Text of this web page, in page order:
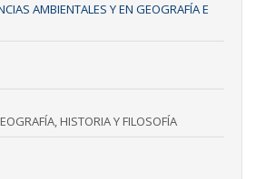
AMBIENTALES Y EN GEOGRAFÍA E
HISTORIA Y FILOSOFÍA